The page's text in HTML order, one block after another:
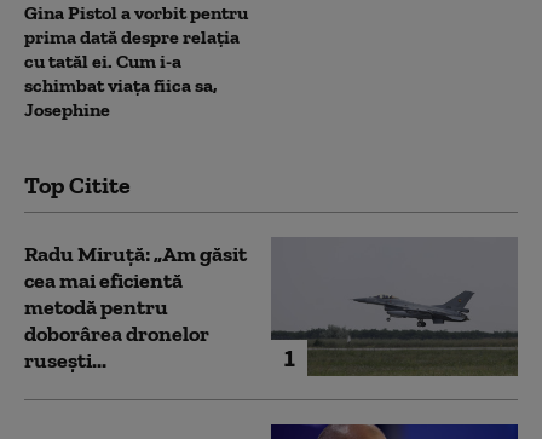
Gina Pistol a vorbit pentru
prima dată despre relația
cu tatăl ei. Cum i-a
schimbat viața fiica sa,
Josephine
Top Citite
1
Radu Miruță: „Am găsit
cea mai eficientă
metodă pentru
doborârea dronelor
rusești...